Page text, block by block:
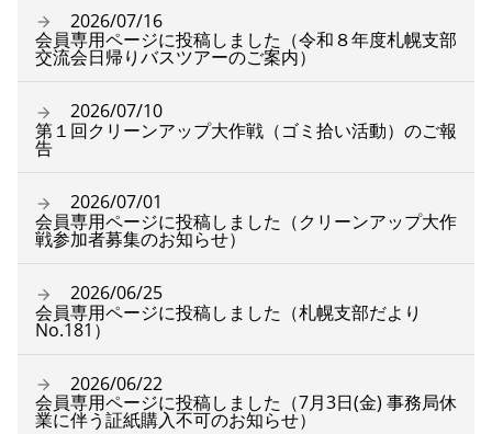
2026/07/16
会員専用ページに投稿しました（令和８年度札幌支部
交流会日帰りバスツアーのご案内）
2026/07/10
第１回クリーンアップ大作戦（ゴミ拾い活動）のご報
告
2026/07/01
会員専用ページに投稿しました（クリーンアップ大作
戦参加者募集のお知らせ）
2026/06/25
会員専用ページに投稿しました（札幌支部だより
No.181）
2026/06/22
会員専用ページに投稿しました（7月3日(金) 事務局休
業に伴う証紙購入不可のお知らせ）